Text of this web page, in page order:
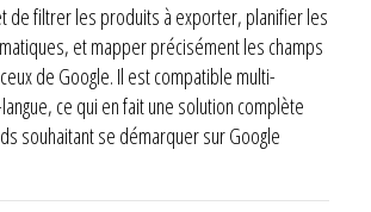
de filtrer les produits à exporter, planifier les
et mapper précisément les champs
de Google. Il est compatible multi-
ce qui en fait une solution complète
souhaitant se démarquer sur Google